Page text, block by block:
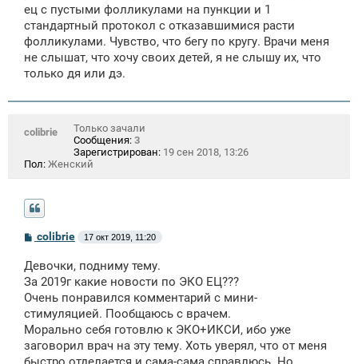
ец с пустыми фолликулами на пункции и 1
стандартный протокол с отказавшимися расти
фолликулами. Чувство, что бегу по кругу. Врачи меня
не слышат, что хочу своих детей, я не слышу их, что
только дя или дэ.
colibrie
Только зачали
Сообщения: 3
Зарегистрирован: 19 сен 2018, 13:26
Пол: Женский
С
о
б
щ
н
и
е
colibrie 17 окт 2019, 11:20
Девочки, подниму тему.
За 2019г какие новости по ЭКО ЕЦ???
Очень понравился комментарий с мини-
стимуляцией. Пообщаюсь с врачем.
Морально себя готовлю к ЭКО+ИКСИ, ибо уже
заговорил врач на эту тему. Хоть уверял, что от меня